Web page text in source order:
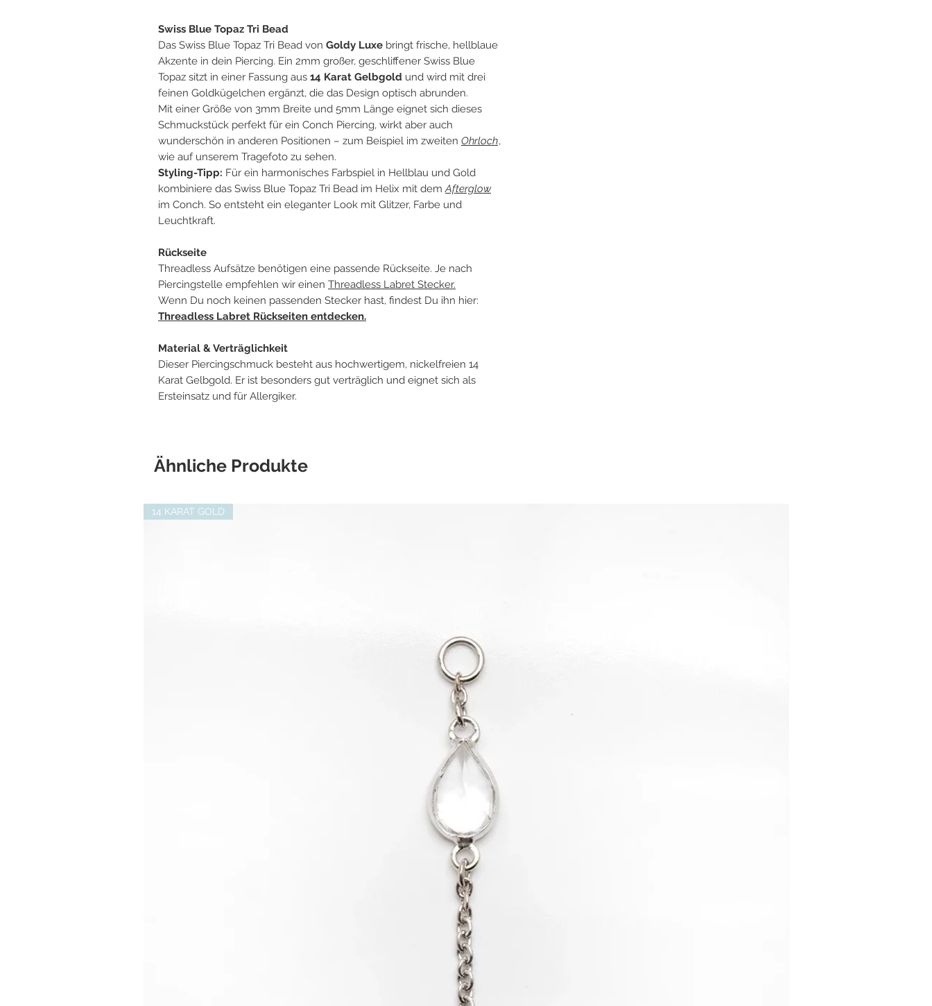
Swiss Blue Topaz Tri Bead
Das Swiss Blue Topaz Tri Bead von Goldy Luxe bringt frische, hellblaue
Akzente in dein Piercing. Ein 2mm großer, geschliffener Swiss Blue
Topaz sitzt in einer Fassung aus 14 Karat Gelbgold und wird mit drei
feinen Goldkügelchen ergänzt, die das Design optisch abrunden.
Mit einer Größe von 3mm Breite und 5mm Länge eignet sich dieses
Schmuckstück perfekt für ein Conch Piercing, wirkt aber auch
wunderschön in anderen Positionen – zum Beispiel im zweiten Ohrloch,
wie auf unserem Tragefoto zu sehen.
Styling-Tipp: Für ein harmonisches Farbspiel in Hellblau und Gold
kombiniere das Swiss Blue Topaz Tri Bead im Helix mit demAfterglow
im Conch. So entsteht ein eleganter Look mit Glitzer, Farbe und
Leuchtkraft.
Rückseite
Threadless Aufsätze benötigen eine passende Rückseite. Je nach
Piercingstelle empfehlen wir einen Threadless Labret Stecker.
Wenn Du noch keinen passenden Stecker hast, findest Du ihn hier:
Threadless Labret Rückseiten entdecken.
Material & Verträglichkeit
Dieser Piercingschmuck besteht aus hochwertigem, nickelfreien 14
Karat Gelbgold. Er ist besonders gut verträglich und eignet sich als
Ersteinsatz und für Allergiker.
Ähnliche Produkte
14 KARAT GOLD